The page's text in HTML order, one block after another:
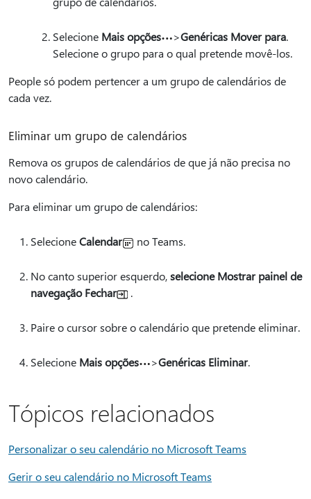
Selecione Mais opções >Genéricas Mover para.
Selecione o grupo para o qual pretende movê-los.
People só podem pertencer a um grupo de calendários de
cada vez.
Eliminar um grupo de calendários
Remova os grupos de calendários de que já não precisa no
novo calendário.
Para eliminar um grupo de calendários:
SelecioneCalendar no Teams.
No canto superior esquerdo,selecione Mostrar painel de
navegação Fechar
.
Paire o cursor sobre o calendário que pretende eliminar.
Selecione Mais opções >Genéricas Eliminar.
Tópicos relacionados
Personalizar o seu calendário no Microsoft Teams
Gerir o seu calendário no Microsoft Teams